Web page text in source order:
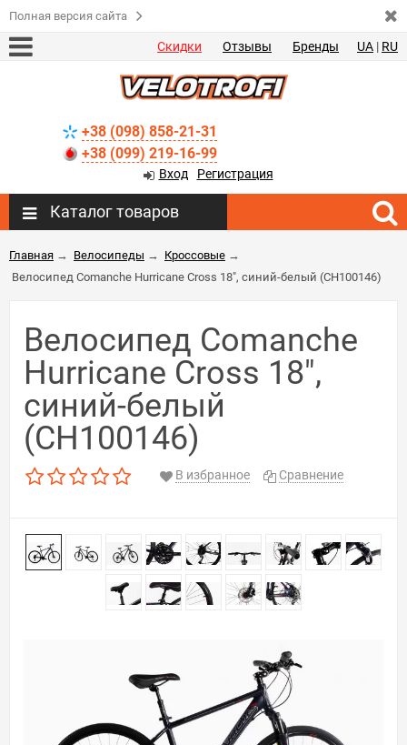
Полная версия сайта
Скидки Отзывы Бренды UA | RU
+38 (098) 858-21-31
+38 (099) 219-16-99
Вход Регистрация
Каталог товаров
Главная → Велосипеды → Кроссовые →
Велосипед Comanche Hurricane Cross 18", синий-белый (CH100146)
Велосипед Comanche
Hurricane Cross 18",
синий-белый
(CH100146)
В избранное Сравнение